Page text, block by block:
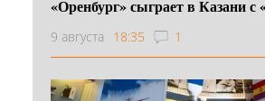
«Оренбург» сыграет в Казани с
9 августа 18:35 1